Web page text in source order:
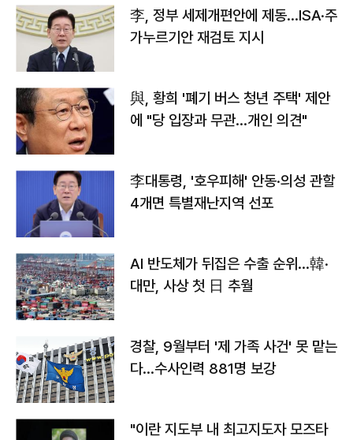
李, 정부 세제개편안에 제동…ISA·주
가누르기안 재검토 지시
與, 황희 '폐기 버스 청년 주택' 제안
에 "당 입장과 무관…개인 의견"
李대통령, '호우피해' 안동·의성 관할
4개면 특별재난지역 선포
AI 반도체가 뒤집은 수출 순위…韓·
대만, 사상 첫 日 추월
경찰, 9월부터 '제 가족 사건' 못 맡는
다…수사인력 881명 보강
"이란 지도부 내 최고지도자 모즈타